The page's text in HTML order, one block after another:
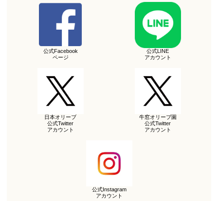
公式Facebook
ページ
公式LINE
アカウント
日本オリーブ
公式Twitter
アカウント
牛窓オリーブ園
公式Twitter
アカウント
公式Instagram
アカウント